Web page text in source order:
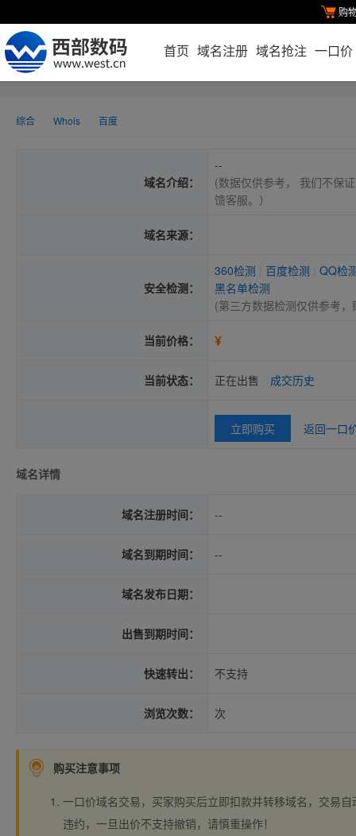
购
首页 域名注册 域名抢注 一口价
综合 Whois 百度
域名介绍：
--
(数据仅供参考， 我们不保
馈客服。）
域名来源：
安全检测：
360检测 百度检测
QQ检
黑名单检测
(第三方数据检测仅供参考
当前价格： ¥
当前状态： 正在出售 成交历史
立即购买 返回一口
域名详情
域名注册时间： --
域名到期时间： --
域名发布日期：
出售到期时间：
快速转出： 不支持
浏览次数： 次
购买注意事项
一口价域名交易，买家购买后立即扣款并转移域名，交易
违约，一旦出价不支持撤销，请慎重操作！